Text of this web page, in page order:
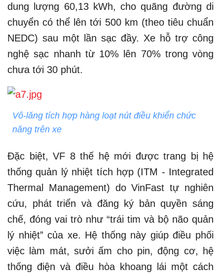
dung lượng 60,13 kWh, cho quãng đường di
chuyển có thể lên tới 500 km (theo tiêu chuẩn
NEDC) sau một lần sạc đầy. Xe hỗ trợ công
nghệ sạc nhanh từ 10% lên 70% trong vòng
chưa tới 30 phút.
Vô-lăng tích hợp hàng loạt nút điều khiển chức
năng trên xe
Đặc biệt, VF 8 thế hệ mới được trang bị hệ
thống quản lý nhiệt tích hợp (ITM - Integrated
Thermal Management) do VinFast tự nghiên
cứu, phát triển và đăng ký bản quyền sáng
chế, đóng vai trò như “trái tim và bộ não quản
lý nhiệt” của xe. Hệ thống này giúp điều phối
việc làm mát, sưởi ấm cho pin, động cơ, hệ
thống điện và điều hòa khoang lái một cách